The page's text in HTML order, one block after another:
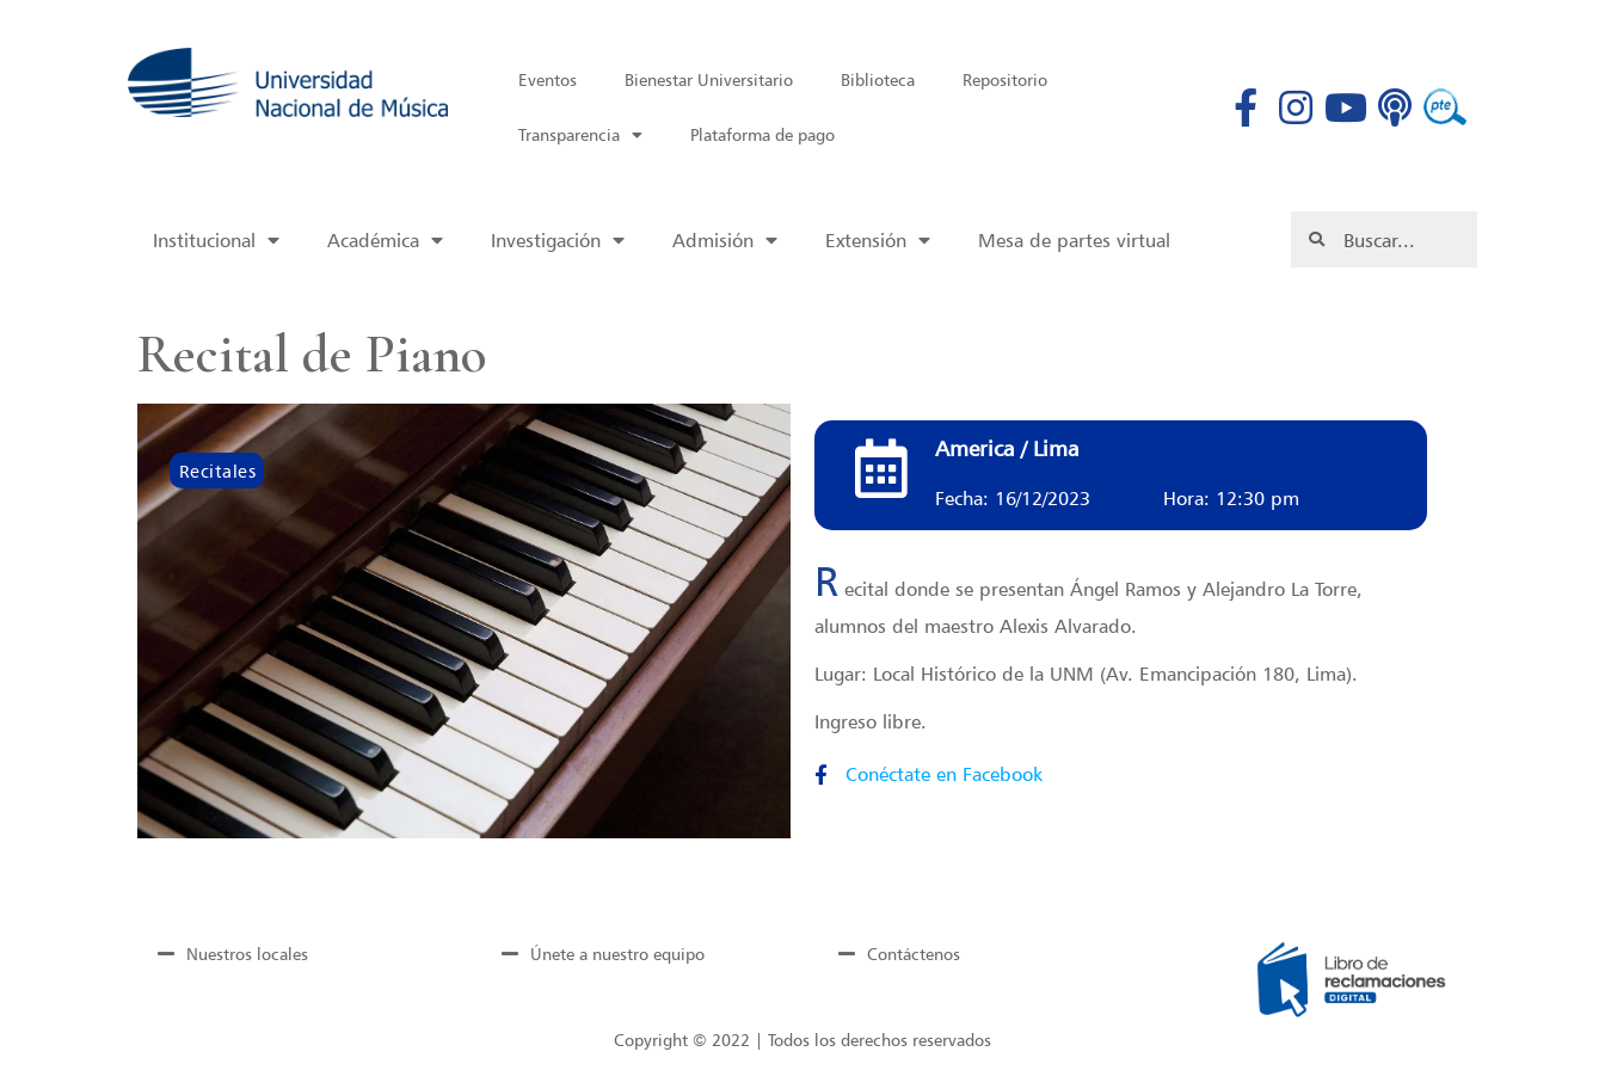
Eventos Bienestar Universitario Biblioteca Repositorio
Transparencia Plataforma de pago
Institucional Académica Investigación Admisión Extensión Mesa de partes virtual
Recital de Piano
Recitales
America / Lima
Fecha: 16/12/2023 Hora: 12:30 pm
R ecital donde se presentan Ángel Ramos y Alejandro La Torre,
alumnos del maestro Alexis Alvarado.
Lugar: Local Histórico de la UNM (Av. Emancipación 180, Lima).
Ingreso libre.
Conéctate en Facebook
Nuestros locales Únete a nuestro equipo Contáctenos
Copyright © 2022 | Todos los derechos reservados